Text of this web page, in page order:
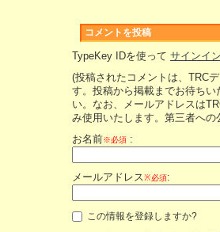
コメントを投稿
TypeKey IDを使って サインイ
(投稿されたコメントは、TRC
す。投稿から掲載までお待ち
い。なお、メールアドレスは
み使用いたします。第三者へ
お名前※必須 :
メールアドレス※必須:
この情報を登録しますか?